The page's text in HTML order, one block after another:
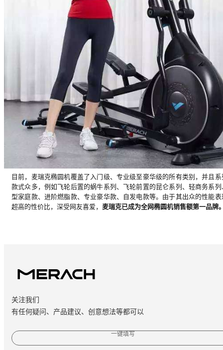
目前，麦瑞克椭圆机覆盖了入门级、专业级至豪华级的所有类别，并且系
款式众多，例如飞轮后置的蜗牛系列、飞轮前置的昆仑系列、轻商务系列
型家庭款、进阶燃脂款、专业豪华款、自发电款等。由于其出众的性能表
超高的性价比，深受网友喜爱， 麦瑞克已成为全网椭圆机销售额第一品牌
关注我们
有任何疑问、产品建议、创意想法等都可以
一键填写